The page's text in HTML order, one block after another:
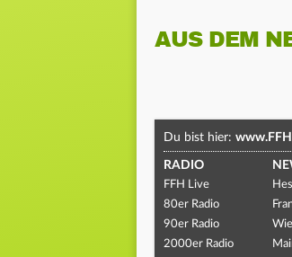
AUS DEM
Du bist hier:
RADIO
FFH Live
80er Radio
90er Radio
2000er Radio